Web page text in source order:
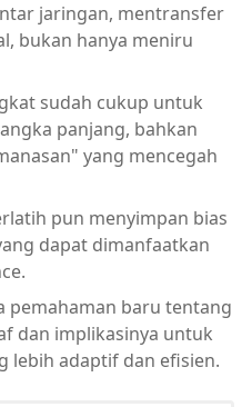
jaringan, mentransfer
bukan hanya meniru
sudah cukup untuk
panjang, bahkan
yang mencegah
pun menyimpan bias
dapat dimanfaatkan
pemahaman baru tentang
dan implikasinya untuk
lebih adaptif dan efisien.